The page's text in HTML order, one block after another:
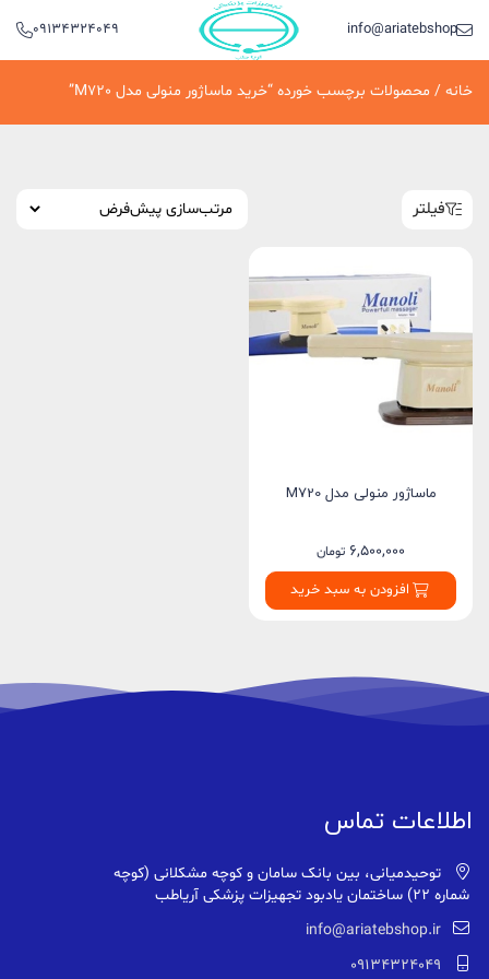
info@ariatebshop.ir
09134324049
خانه / محصولات برچسب خورده “خرید ماساژور منولی مدل M720”
فیلتر
ماساژور منولی مدل M720
6,500,000 تومان
افزودن به سبد خرید
اطلاعات تماس
توحیدمیانی، بین بانک سامان و کوچه مشکلانی (کوچه
شماره ۲۲) ساختمان یادبود تجهیزات پزشکی آریاطب
info@ariatebshop.ir
09134324049